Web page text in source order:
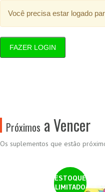
Você precisa estar logado
FAZER LOGIN
Próximos a Vencer
Os suplementos que estão
ESTOQUE
LIMITADO